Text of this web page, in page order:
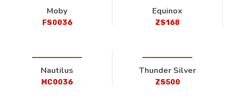
Moby
FS0036
Equinox
ZS168
Nautilus
MC0036
Thunder Silver
ZS500